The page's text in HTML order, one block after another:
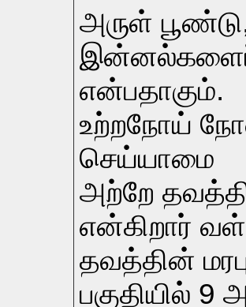
அருள்
இன்னல்களைப்
என்பதாகும்.
உற்றநோய்
செய்யாமை
அற்றே
என்கிறார்
தவத்தின்
பகுதியில்